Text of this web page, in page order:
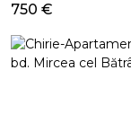
750 €